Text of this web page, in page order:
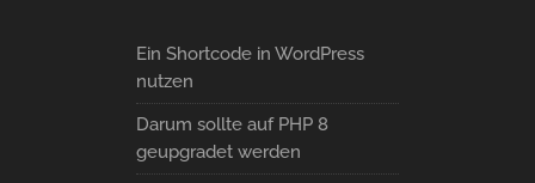
Ein Shortcode in WordPress
nutzen
Darum sollte auf PHP 8
geupgradet werden